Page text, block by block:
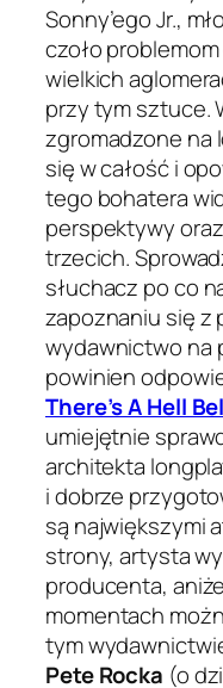
Sonny’ego Jr.,
czoło
wielkich
przy tym sztuce.
zgromadzone na
się w całość i
tego bohatera
perspektywy
trzecich.
słuchacz po co
zapoznaniu się z
wydawnictwo na
powinien
There’s A Hell
umiejętnie
architekta
i dobrze
są największymi
strony, artysta
producenta,
momentach
tym
Pete Rocka (o